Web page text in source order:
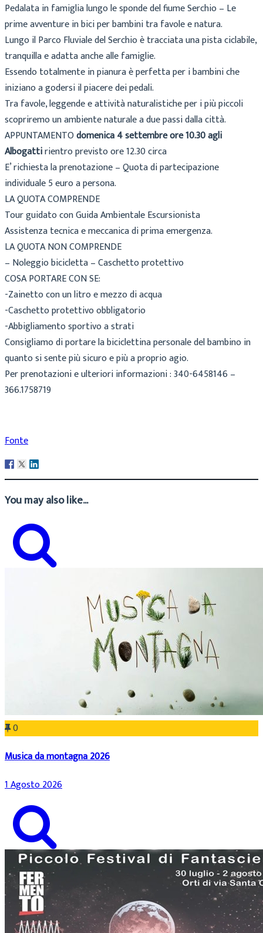
Pedalata in famiglia lungo le sponde del fiume Serchio – Le
prime avventure in bici per bambini tra favole e natura.
Lungo il Parco Fluviale del Serchio è tracciata una pista ciclabile,
tranquilla e adatta anche alle famiglie.
Essendo totalmente in pianura è perfetta per i bambini che
iniziano a godersi il piacere dei pedali.
Tra favole, leggende e attività naturalistiche per i più piccoli
scopriremo un ambiente naturale a due passi dalla città.
APPUNTAMENTOdomenica 4 settembre ore 10.30 agli
Albogattirientro previsto ore 12.30 circa
E’ richiesta la prenotazione – Quota di partecipazione
individuale 5 euro a persona.
LA QUOTA COMPRENDE
Tour guidato con Guida Ambientale Escursionista
Assistenza tecnica e meccanica di prima emergenza.
LA QUOTA NON COMPRENDE
– Noleggio bicicletta – Caschetto protettivo
COSA PORTARE CON SE:
-Zainetto con un litro e mezzo di acqua
-Caschetto protettivo obbligatorio
-Abbigliamento sportivo a strati
Consigliamo di portare la biciclettina personale del bambino in
quanto si sente più sicuro e più a proprio agio.
Per prenotazioni e ulteriori informazioni : 340-6458146 –
366.1758719
Fonte
You may also like...
0
Musica da montagna 2026
1 Agosto 2026